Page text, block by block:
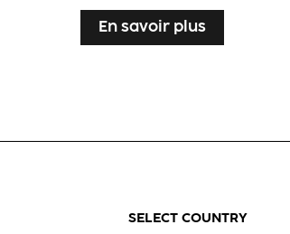
...
En savoir plus
SELECT COUNTRY